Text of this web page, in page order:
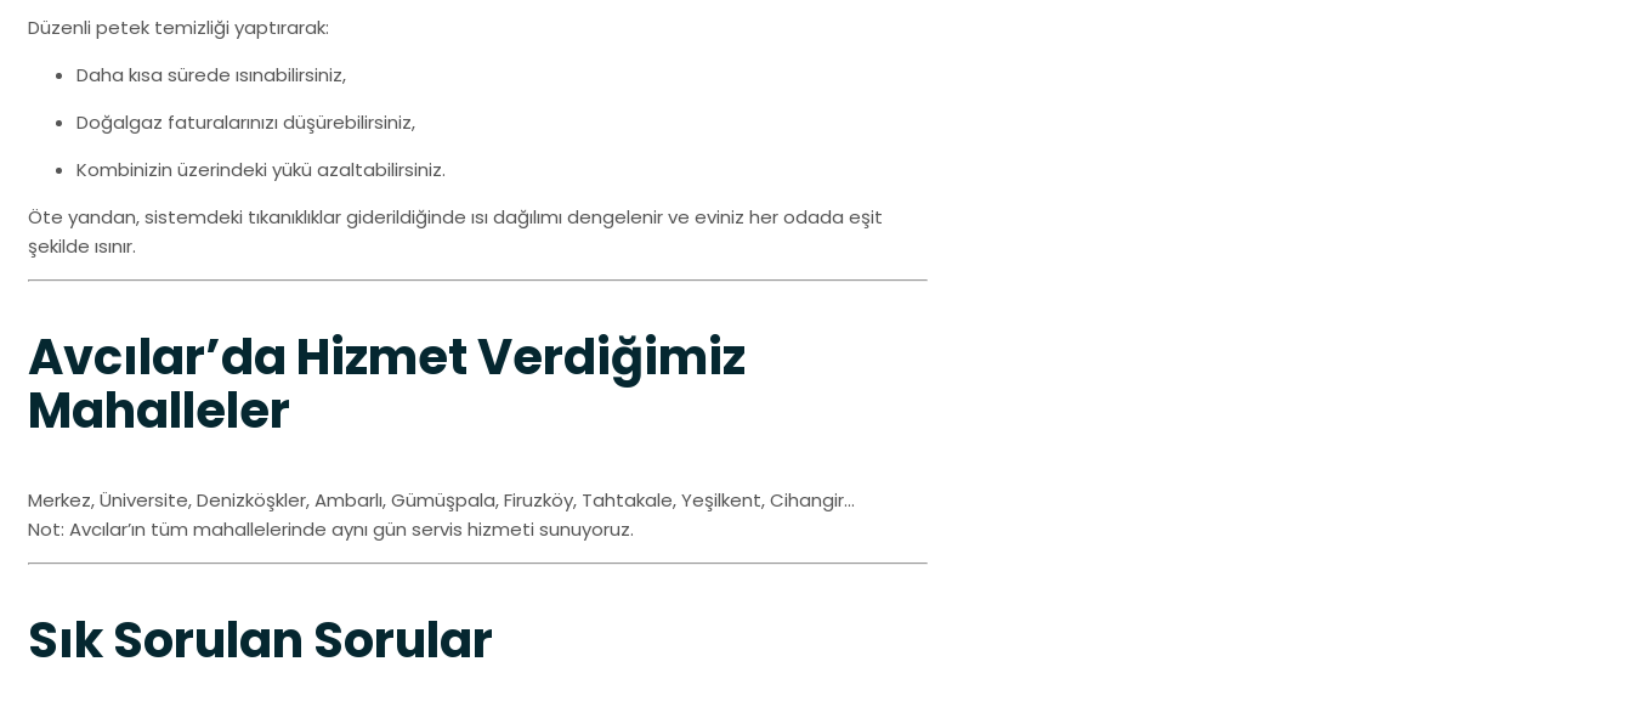
Düzenli petek temizliği yaptırarak:
Daha kısa sürede ısınabilirsiniz,
Doğalgaz faturalarınızı düşürebilirsiniz,
Kombinizin üzerindeki yükü azaltabilirsiniz.
Öte yandan, sistemdeki tıkanıklıklar giderildiğinde ısı dağılımı dengelenir ve eviniz her odada eşit
şekilde ısınır.
Avcılar’da Hizmet Verdiğimiz
Mahalleler
Merkez, Üniversite, Denizköşkler, Ambarlı, Gümüşpala, Firuzköy, Tahtakale, Yeşilkent, Cihangir…
Not: Avcılar’ın tüm mahallelerinde aynı gün servis hizmeti sunuyoruz.
Sık Sorulan Sorular